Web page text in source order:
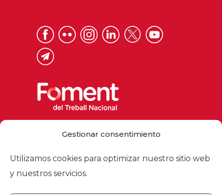
Gestionar consentimiento
Utilizamos cookies para optimizar nuestro sitio web
y nuestros servicios.
foment@foment.com